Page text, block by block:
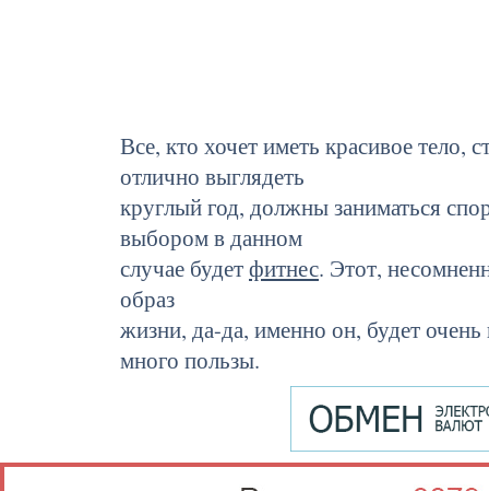
Все, кто хочет иметь красивое тело,
отлично выглядеть
круглый год, должны заниматься
выбором в данном
случае будетфитнес. Этот,
образ
жизни, да-да, именно он, будет
много пользы.